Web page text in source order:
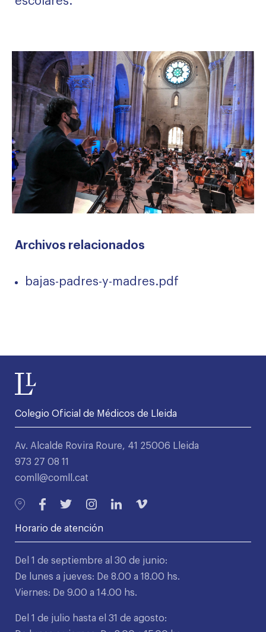
Archivos relacionados
bajas-padres-y-madres.pdf
Colegio Oficial de Médicos de Lleida
Av. Alcalde Rovira Roure, 41 25006 Lleida
973 27 08 11
comll@comll.cat
Horario de atención
Del 1 de septiembre al 30 de junio:
De lunes a jueves: De 8.00 a 18.00 hs.
Viernes: De 9.00 a 14.00 hs.
Del 1 de julio hasta el 31 de agosto: